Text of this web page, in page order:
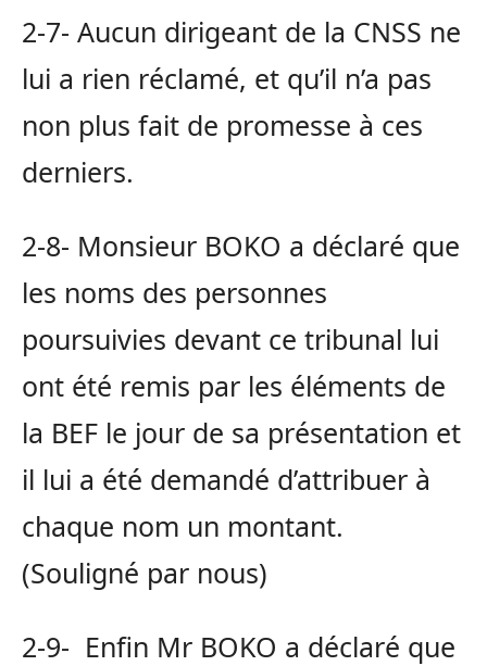
2-7- Aucun dirigeant de la CNSS ne
lui a rien réclamé, et qu’il n’a pas
non plus fait de promesse à ces
derniers.
2-8- Monsieur BOKO a déclaré que
les noms des personnes
poursuivies devant ce tribunal lui
ont été remis par les éléments de
la BEF le jour de sa présentation et
il lui a été demandé d’attribuer à
chaque nom un montant.
(Souligné par nous)
2-9- Enfin Mr BOKO a déclaré que